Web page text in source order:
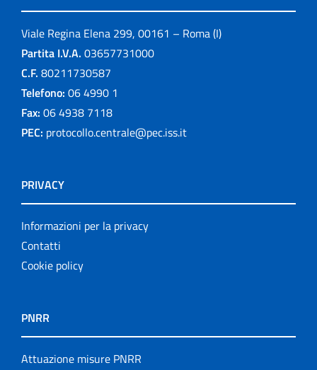
Viale Regina Elena 299, 00161 – Roma (I)
Partita I.V.A. 03657731000
C.F. 80211730587
Telefono: 06 4990 1
Fax: 06 4938 7118
PEC: protocollo.centrale@pec.iss.it
PRIVACY
Informazioni per la privacy
Contatti
Cookie policy
PNRR
Attuazione misure PNRR